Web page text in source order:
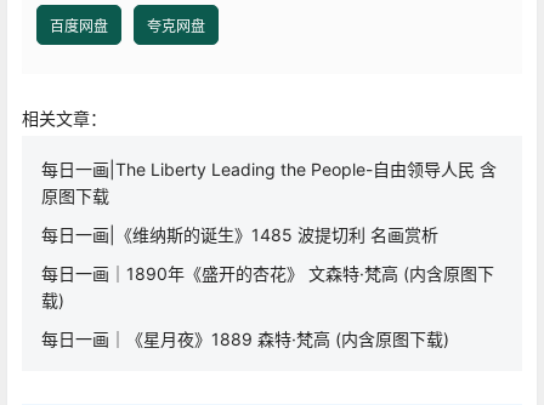
百度网盘 夸克网盘
相关文章：
每日一画|The Liberty Leading the People-自由领导人民 含
原图下载
每日一画|《维纳斯的诞生》1485 波提切利 名画赏析
每日一画｜1890年《盛开的杏花》 文森特·梵高 (内含原图下
载)
每日一画｜《星月夜》1889 森特·梵高 (内含原图下载)